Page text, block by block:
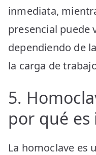
inmediata,
presencial puede
dependiendo de
la carga de
5.
por qué
La homoclave es